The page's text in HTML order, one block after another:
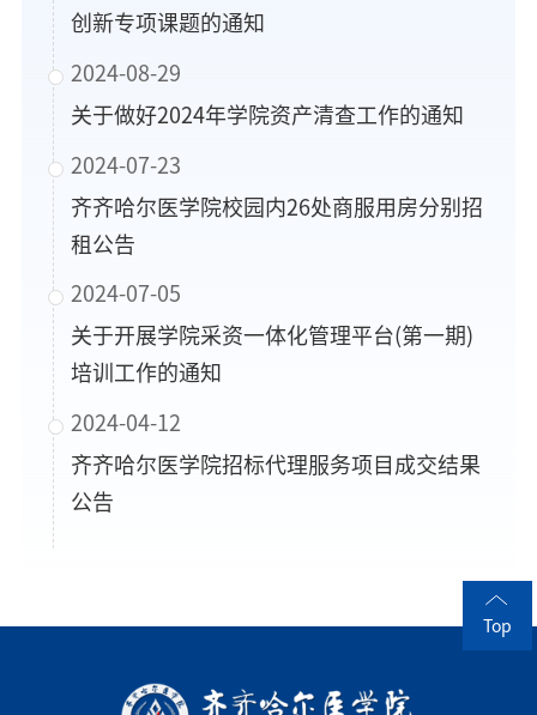
创新专项课题的通知
2024-08-29
关于做好2024年学院资产清查工作的通知
2024-07-23
齐齐哈尔医学院校园内26处商服用房分别招
租公告
2024-07-05
关于开展学院采资一体化管理平台(第一期)
培训工作的通知
2024-04-12
齐齐哈尔医学院招标代理服务项目成交结果
公告
Top